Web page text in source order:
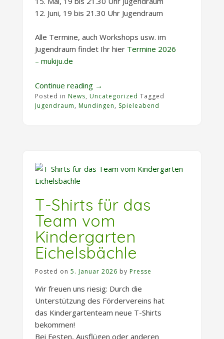
12. Juni, 19 bis 21.30 Uhr Jugendraum
Alle Termine, auch Workshops usw. im
Jugendraum findet Ihr hier Termine 2026
– mukiju.de
Continue reading „Neue
Spieleabende
im
→
Posted in News, Uncategorized Tagged
Jugendraum, Mundingen, Spieleabend
T-Shirts für das
Team vom
Kindergarten
Eichelsbächle
Posted on 5. Januar 2026 by Presse
Wir freuen uns riesig: Durch die
Unterstützung des Fördervereins hat
das Kindergartenteam neue T-Shirts
bekommen!
Bei Festen, Ausflügen oder anderen